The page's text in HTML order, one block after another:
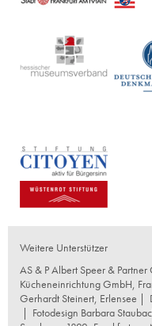
Weitere Unterstützer
AS & P Albert Speer &
Kücheneinrichtung GmbH,
Gerhardt Steinert, Erlensee |
| Fotodesign Barbara